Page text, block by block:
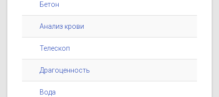
Бетон
Анализ крови
Телескоп
Драгоценность
Вода